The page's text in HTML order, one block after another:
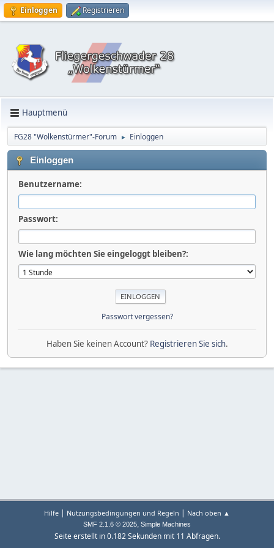
Einloggen Registrieren
Hauptmenü
FG28 "Wolkenstürmer"-Forum ► Einloggen
Einloggen
Benutzername:
Passwort:
Wie lang möchten Sie eingeloggt bleiben?:
Passwort vergessen?
Haben Sie keinen Account? Registrieren Sie sich.
Hilfe | Nutzungsbedingungen und Regeln | Nach oben ▲
SMF 2.1.6 © 2025, Simple Machines
Seite erstellt in 0.182 Sekunden mit 11 Abfragen.